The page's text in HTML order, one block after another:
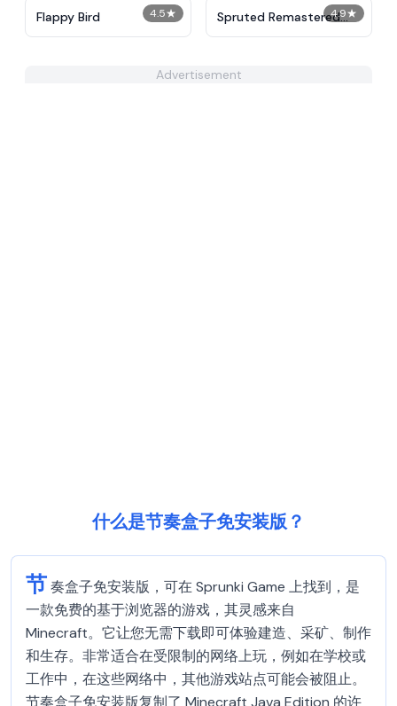
4.5★
Flappy Bird 4.9★
Spruted Remastered
Alternative Phase 2
Advertisement
什么是节奏盒子免安装版？
节奏盒子免安装版，可在 Sprunki Game 上找到，是
一款免费的基于浏览器的游戏，其灵感来自
Minecraft。它让您无需下载即可体验建造、采矿、制作
和生存。非常适合在受限制的网络上玩，例如在学校或
工作中，在这些网络中，其他游戏站点可能会被阻止。
节奏盒子免安装版复制了 Minecraft Java Edition 的许